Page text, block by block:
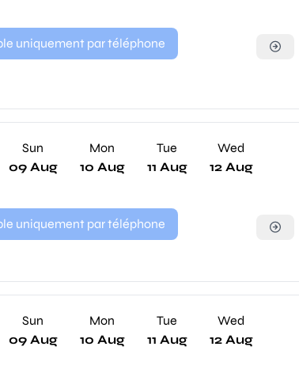
uniquement par téléphone
Sun
09 Aug
Mon
10 Aug
Tue
11 Aug
Wed
12 Aug
uniquement par téléphone
Sun
09 Aug
Mon
10 Aug
Tue
11 Aug
Wed
12 Aug